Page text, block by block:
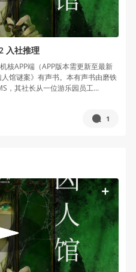
入社推理
核APP端（APP版本需更新至最新
馆谜案》有声书。本有声书由磨铁
，其社长从一位游乐园员工...
1